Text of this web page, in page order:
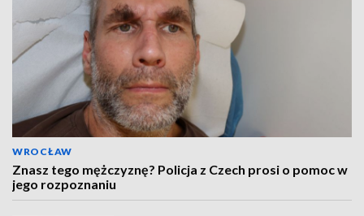
WROCŁAW
Znasz tego mężczyznę? Policja z Czech prosi o pomoc w
jego rozpoznaniu